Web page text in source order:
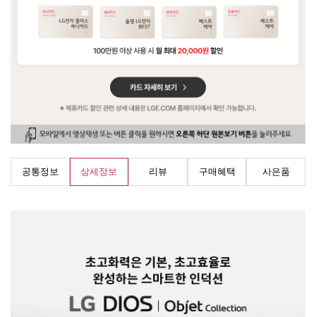
공통정보 상세정보 리뷰 구매혜택 사은품